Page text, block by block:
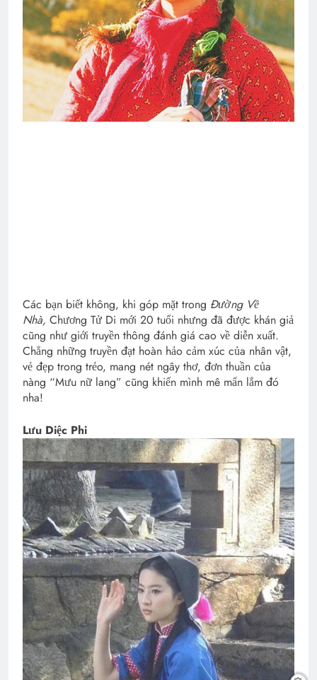
Các bạn biết không, khi góp mặt trong Đường Về
Nhà, Chương Tử Di mới 20 tuổi nhưng đã được khán giả
cũng như giới truyền thông đánh giá cao về diễn xuất.
Chẳng những truyền đạt hoàn hảo cảm xúc của nhân vật,
vẻ đẹp trong trẻo, mang nét ngây thơ, đơn thuần của
nàng “Mưu nữ lang” cũng khiến mình mê mẩn lắm đó
nha!
Lưu Diệc Phi